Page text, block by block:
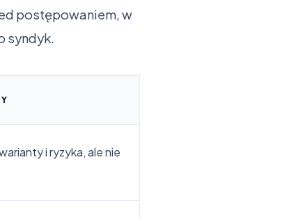
postępowaniem, w
syndyk.
i ryzyka, ale nie